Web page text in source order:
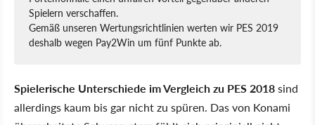
Spielern verschaffen.
Gemäß unseren Wertungsrichtlinien werten wir PES 2019
deshalb wegen Pay2Win um fünf Punkte ab.
Spielerische Unterschiede im Vergleich zu PES 2018sind
allerdings kaum bis gar nicht zu spüren. Das von Konami